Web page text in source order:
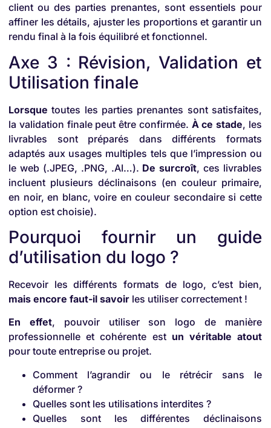
client ou des parties prenantes, sont essentiels pour
affiner les détails, ajuster les proportions et garantir un
rendu final à la fois équilibré et fonctionnel.
Axe 3 : Révision, Validation et
Utilisation finale
Lorsque toutes les parties prenantes sont satisfaites,
la validation finale peut être confirmée. À ce stade, les
livrables sont préparés dans différents formats
adaptés aux usages multiples tels que l’impression ou
le web (.JPEG, .PNG, .AI…). De surcroît, ces livrables
incluent plusieurs déclinaisons (en couleur primaire,
en noir, en blanc, voire en couleur secondaire si cette
option est choisie).
Pourquoi fournir un guide
d’utilisation du logo ?
Recevoir les différents formats de logo, c’est bien,
mais encore faut-il savoir les utiliser correctement !
En effet, pouvoir utiliser son logo de manière
professionnelle et cohérente est un véritable atout
pour toute entreprise ou projet.
Comment l’agrandir ou le rétrécir sans le
déformer ?
Quelles sont les utilisations interdites ?
Quelles sont les différentes déclinaisons